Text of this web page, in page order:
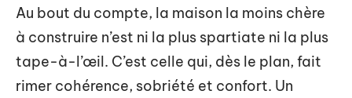
Au bout du compte, la maison la moins chère
à construire n’est ni la plus spartiate ni la plus
tape-à-l’œil. C’est celle qui, dès le plan, fait
rimer cohérence, sobriété et confort. Un